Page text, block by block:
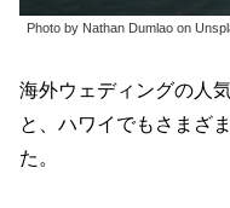
Photo by Nathan Dumlao on
海外ウェディングの人
と、ハワイでもさまざ
た。